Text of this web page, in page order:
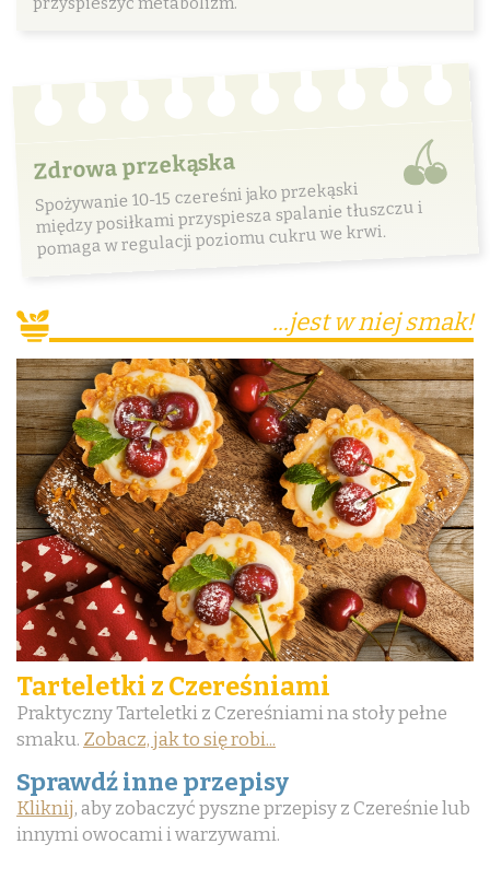
Zdrowa przekąska
Spożywanie 10-15 czereśni jako przekąski
między posiłkami przyspiesza spalanie tłuszczu i
pomaga w regulacji poziomu cukru we krwi.
...jest w niej smak!
Tarteletki z Czereśniami
Praktyczny Tarteletki z Czereśniami na stoły pełne
smaku. Zobacz, jak to się robi...
Sprawdź inne przepisy
Kliknij, aby zobaczyć pyszne przepisy z Czereśnie lub
innymi owocami i warzywami.